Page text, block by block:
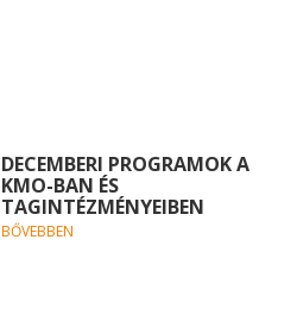
DECEMBERI PROGRAMOK A
KMO-BAN ÉS
TAGINTÉZMÉNYEIBEN
BŐVEBBEN